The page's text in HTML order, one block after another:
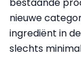
nieuwe
ingrediënt in
slechts